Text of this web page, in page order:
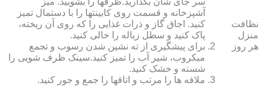
نظافت
منزل
هر روز
آشپزخانه و قسمت روی کابینت‏ها را با دستمال تمیز
کنید. اجاق گاز و ذرات غذایی را که روی آن ریخته،
پاک کنید و سطل زباله را خالی کنید.
برای پیشگیری از ته نشین شدن رسوب و تجمع
میکروب، شیر آب را تمیز کنید.سینک ظرف شویی را
شسته و خشک کنید.
ملافه‏ ها را مرتب و اتاق‏ها را جمع و جور کنید.